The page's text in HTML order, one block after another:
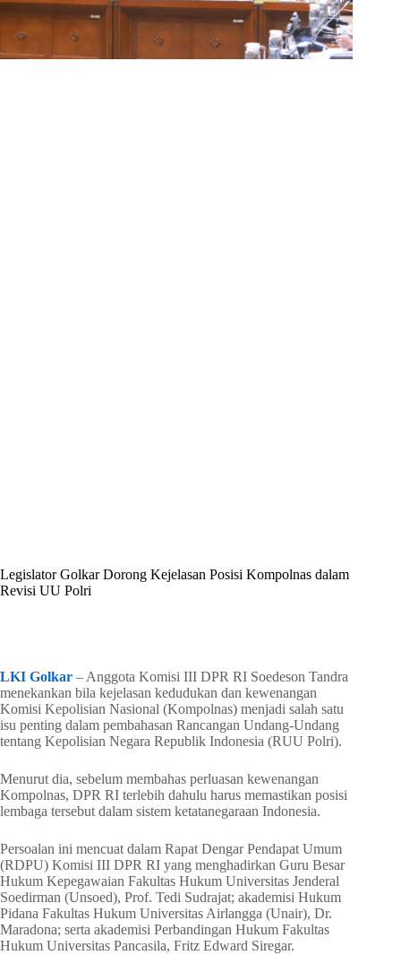
Legislator Golkar Dorong Kejelasan Posisi Kompolnas dalam
Revisi UU Polri
LKI Golkar – Anggota Komisi III DPR RI Soedeson Tandra
menekankan bila kejelasan kedudukan dan kewenangan
Komisi Kepolisian Nasional (Kompolnas) menjadi salah satu
isu penting dalam pembahasan Rancangan Undang-Undang
tentang Kepolisian Negara Republik Indonesia (RUU Polri).
Menurut dia, sebelum membahas perluasan kewenangan
Kompolnas, DPR RI terlebih dahulu harus memastikan posisi
lembaga tersebut dalam sistem ketatanegaraan Indonesia.
Persoalan ini mencuat dalam Rapat Dengar Pendapat Umum
(RDPU) Komisi III DPR RI yang menghadirkan Guru Besar
Hukum Kepegawaian Fakultas Hukum Universitas Jenderal
Soedirman (Unsoed), Prof. Tedi Sudrajat; akademisi Hukum
Pidana Fakultas Hukum Universitas Airlangga (Unair), Dr.
Maradona; serta akademisi Perbandingan Hukum Fakultas
Hukum Universitas Pancasila, Fritz Edward Siregar.